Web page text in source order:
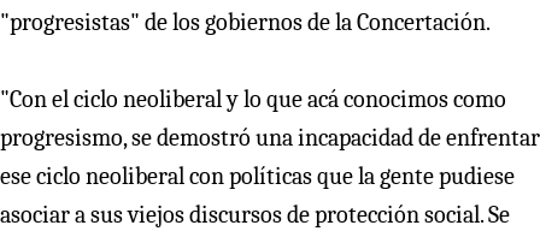
"progresistas" de los gobiernos de la Concertación.
"Con el ciclo neoliberal y lo que acá conocimos como
progresismo, se demostró una incapacidad de enfrentar
ese ciclo neoliberal con políticas que la gente pudiese
asociar a sus viejos discursos de protección social. Se